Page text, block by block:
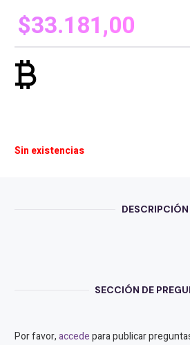
$33.181,00
currency_bitcoin
Sin existencias
DESCRIPCIÓN
SECCIÓN DE
Por favor,accedepara publicar